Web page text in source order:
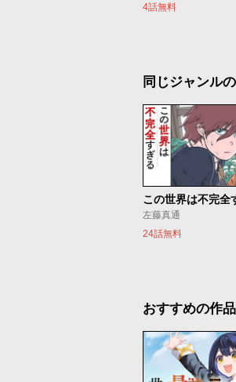
4話無料
同じジャンル
この世界は不完全
左藤真通
24話無料
おすすめの作品